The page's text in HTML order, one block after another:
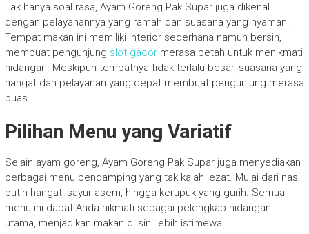
Tak hanya soal rasa, Ayam Goreng Pak Supar juga dikenal
dengan pelayanannya yang ramah dan suasana yang nyaman.
Tempat makan ini memiliki interior sederhana namun bersih,
membuat pengunjung slot gacormerasa betah untuk menikmati
hidangan. Meskipun tempatnya tidak terlalu besar, suasana yang
hangat dan pelayanan yang cepat membuat pengunjung merasa
puas.
Pilihan Menu yang Variatif
Selain ayam goreng, Ayam Goreng Pak Supar juga menyediakan
berbagai menu pendamping yang tak kalah lezat. Mulai dari nasi
putih hangat, sayur asem, hingga kerupuk yang gurih. Semua
menu ini dapat Anda nikmati sebagai pelengkap hidangan
utama, menjadikan makan di sini lebih istimewa.